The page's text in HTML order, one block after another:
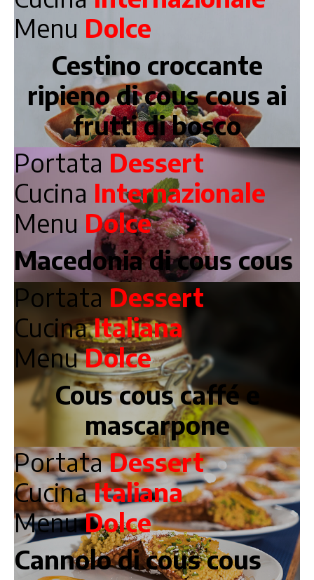
Menu Dolce
Cestino croccante
ripieno di cous cous ai
frutti di bosco
Portata Dessert
Cucina Internazionale
Menu Dolce
Macedonia di cous cous
PortataDessert
CucinaItaliana
MenuDolce
Cous cous caffé e
mascarpone
PortataDessert
CucinaItaliana
MenuDolce
Cannolo di cous cous